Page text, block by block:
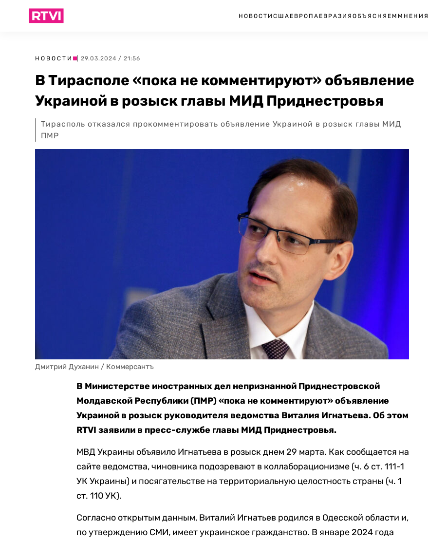
НОВОСТИ США ЕВРОПА ЕВРАЗИЯ ОБЪЯСНЯЕМ МНЕНИЯ
НОВОСТИ | 29.03.2024 / 21:56
В Тирасполе «пока не комментируют» объявление
Украиной в розыск главы МИД Приднестровья
Тирасполь отказался прокомментировать объявление Украиной в розыск главы МИД
ПМР
Дмитрий Духанин / Коммерсантъ
В Министерстве иностранных дел непризнанной Приднестровской
Молдавской Республики (ПМР) «пока не комментируют» объявление
Украиной в розыск руководителя ведомства Виталия Игнатьева. Об этом
RTVI заявили в пресс-службе главы МИД Приднестровья.
МВД Украины объявило Игнатьева в розыск днем 29 марта. Как сообщается на
сайте ведомства, чиновника подозревают в коллаборационизме (ч. 6 ст. 111-1
УК Украины) и посягательстве на территориальную целостность страны (ч. 1
ст. 110 УК).
Согласно открытым данным, Виталий Игнатьев родился в Одесской области и,
по утверждению СМИ, имеет украинское гражданство. В январе 2024 года